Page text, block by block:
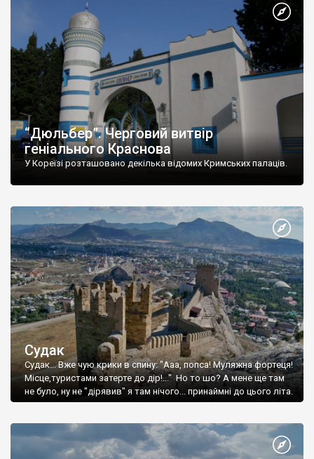
“Дюльбер”. Черговий витвір
геніального Краснова
У Кореїзі розташовано декілька відомих Кримських палаців.
Судак
Судак... Вже чую крики в спину: "Ааа, попса! Муляжна фортеця!
Місце,туристами затерте до дір!..." Но то шо? А мене ще там
не було, ну не "дірявив" я там нічого... принаймні до цього літа.